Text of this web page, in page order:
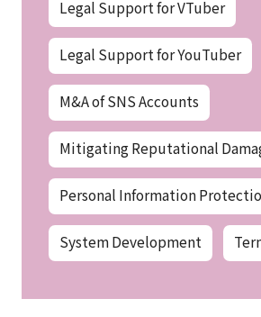
Legal Support for VTuber
Legal Support for YouTuber
M&A of SNS Accounts
Mitigating Reputational
Personal Information
System Development